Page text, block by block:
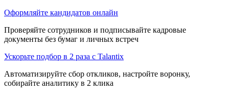
Оформляйте кандидатов онлайн
Проверяйте сотрудников и подписывайте кадровые
документы без бумаг и личных встреч
Ускорьте подбор в 2 раза с Talantix
Автоматизируйте сбор откликов, настройте воронку,
собирайте аналитику в 2 клика